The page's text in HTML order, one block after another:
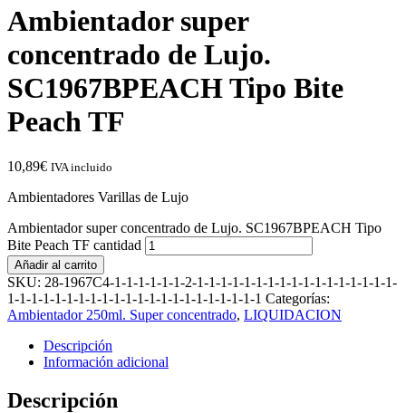
Ambientador super
concentrado de Lujo.
SC1967BPEACH Tipo Bite
Peach TF
10,89€ IVA incluido
Ambientadores Varillas de Lujo
Ambientador super concentrado de Lujo. SC1967BPEACH Tipo
Bite Peach TF cantidad
Añadir al carrito
SKU: 28-1967C4-1-1-1-1-1-1-2-1-1-1-1-1-1-1-1-1-1-1-1-1-1-1-1-1-
1-1-1-1-1-1-1-1-1-1-1-1-1-1-1-1-1-1-1-1-1-1 Categorías:
Ambientador 250ml. Super concentrado, LIQUIDACION
Descripción
Información adicional
Descripción